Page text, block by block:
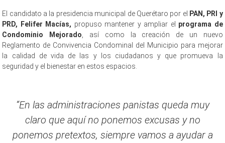
El candidato a la presidencia municipal de Querétaro por el PAN, PRI y
PRD, Felifer Macías, propuso mantener y ampliar el programa de
Condominio Mejorado , así como la creación de un nuevo
Reglamento de Convivencia Condominal del Municipio para mejorar
la calidad de vida de las y los ciudadanos y que promueva la
seguridad y el bienestar en estos espacios.
“En las administraciones panistas queda muy
claro que aquí no ponemos excusas y no
ponemos pretextos, siempre vamos a ayudar a